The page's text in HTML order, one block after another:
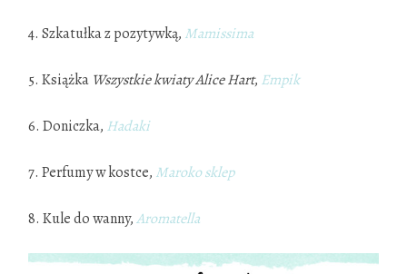
4. Szkatułka z pozytywką, Mamissima
5. Książka Wszystkie kwiaty Alice Hart, Empik
6. Doniczka, Hadaki
7. Perfumy w kostce, Maroko sklep
8. Kule do wanny,Aromatella